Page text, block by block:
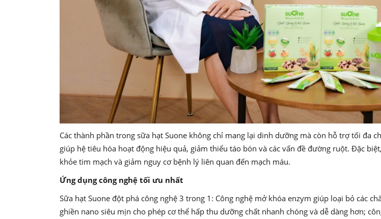
Các thành phần trong sữa hạt Suone không chỉ mang lại dinh dưỡng mà còn hỗ trợ tối đa
giúp hệ tiêu hóa hoạt động hiệu quả, giảm thiểu táo bón và các vấn đề đường ruột. Đặc
khỏe tim mạch và giảm nguy cơ bệnh lý liên quan đến mạch máu.
Ứng dụng công nghệ tối ưu nhất
Sữa hạt Suone đột phá công nghệ 3 trong 1: Công nghệ mở khóa enzym giúp loại bỏ các
ghiền nano siêu mịn cho phép cơ thể hấp thu dưỡng chất nhanh chóng và dễ dàng hơn;